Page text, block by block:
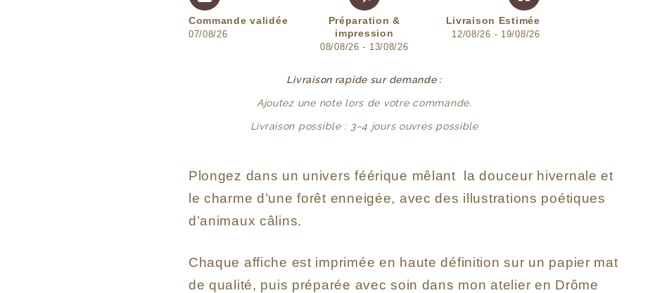
Commande validée
07/08/26
Préparation &
impression
08/08/26 - 13/08/26
Livraison Estimée
12/08/26 - 19/08/26
Livraison rapide sur demande :
Ajoutez une note lors de votre commande.
Livraison possible : 3–4 jours ouvrés possible
Plongez dans un univers féérique mêlant la douceur hivernale et
le charme d’une forêt enneigée, avec des illustrations poétiques
d’animaux câlins.
Chaque affiche est imprimée en haute définition sur un papier mat
de qualité, puis préparée avec soin dans mon atelier en Drôme